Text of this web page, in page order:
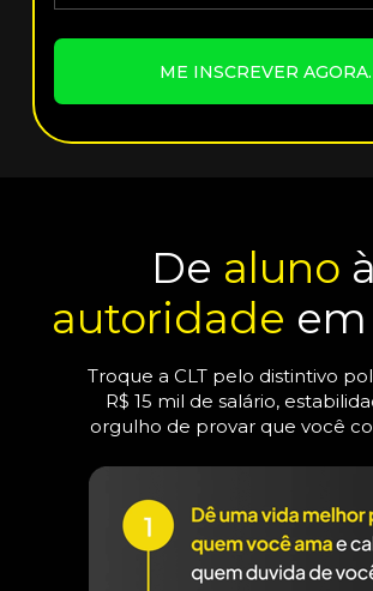
ME INSCREVER AGORA.
De aluno
autoridade em
Troque a CLT pelo distintivo
R$ 15 mil de salário,
orgulho de provar que você